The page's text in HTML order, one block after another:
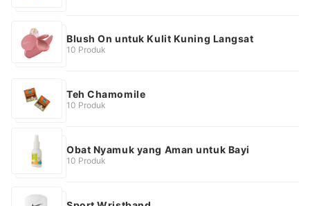
Blush On untuk Kulit Kuning Langsat
10 Produk
Teh Chamomile
10 Produk
Obat Nyamuk yang Aman untuk Bayi
10 Produk